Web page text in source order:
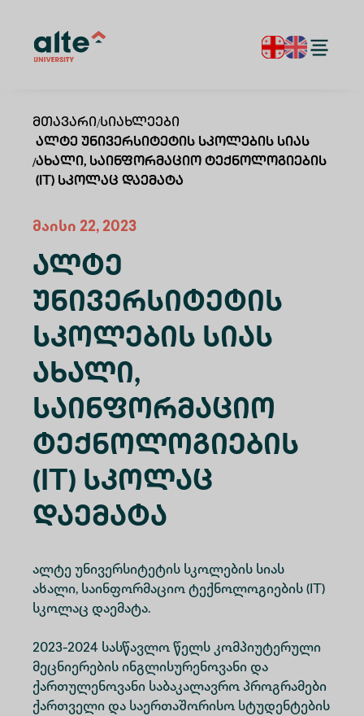
Მთავარი/Სიახლეები
/
Ალტე Უნივერსიტეტის Სკოლების Სიას
Ახალი, Საინფორმაციო Ტექნოლოგიების
(IT) Სკოლაც Დაემატა
მაისი 22, 2023
Ალტე
Უნივერსიტეტის
Სკოლების Სიას
Ახალი,
Საინფორმაციო
Ტექნოლოგიების
(IT) Სკოლაც
Დაემატა
ალტე უნივერსიტეტის სკოლების სიას
ახალი, საინფორმაციო ტექნოლოგიების (IT)
სკოლაც დაემატა.
2023-2024 სასწავლო წელს კომპიუტერული
მეცნიერების ინგლისურენოვანი და
ქართულენოვანი საბაკალავრო პროგრამები
ქართველი და საერთაშორისო სტუდენტების